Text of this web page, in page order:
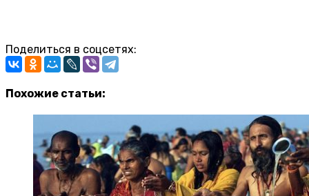
Поделиться в соцсетях:
Похожие статьи: